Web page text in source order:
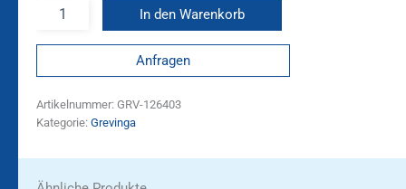
In den Warenkorb
Anfragen
Artikelnummer: GRV-126403
Kategorie: Grevinga